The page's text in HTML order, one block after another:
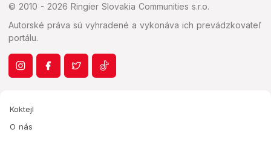
© 2010 - 2026 Ringier Slovakia Communities s.r.o.
Autorské práva sú vyhradené a vykonáva ich prevádzkovateľ
portálu.
Koktejl
O nás